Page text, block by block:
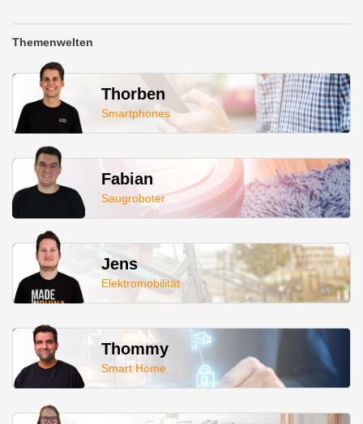
Themenwelten
Thorben
Smartphones
Fabian
Saugroboter
Jens
Elektromobilität
Thommy
Smart Home